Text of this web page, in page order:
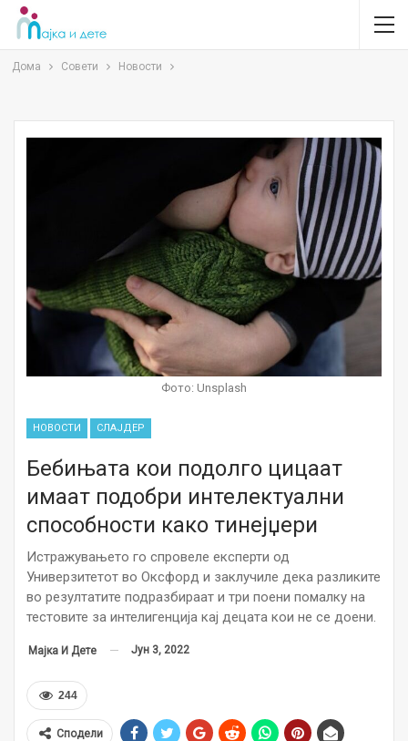
Дома Совети Новости
Фото: Unsplash
НОВОСТИ СЛАЈДЕР
Бебињата кои подолго цицаат
имаат подобри интелектуални
способности како тинејџери
Истражувањето го спровеле експерти од
Универзитетот во Оксфорд и заклучиле дека разликите
во резултатите подразбираат и три поени помалку на
тестовите за интелигенција кај децата кои не се доени.
Мајка И Дете Јун 3, 2022
244
Сподели